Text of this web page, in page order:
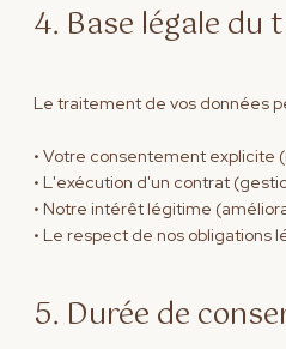
4. Base légale
Le traitement de vos données
• Votre consentement explicite
• L'exécution d'un contrat
• Notre intérêt légitime
• Le respect de nos obligations
5. Durée de